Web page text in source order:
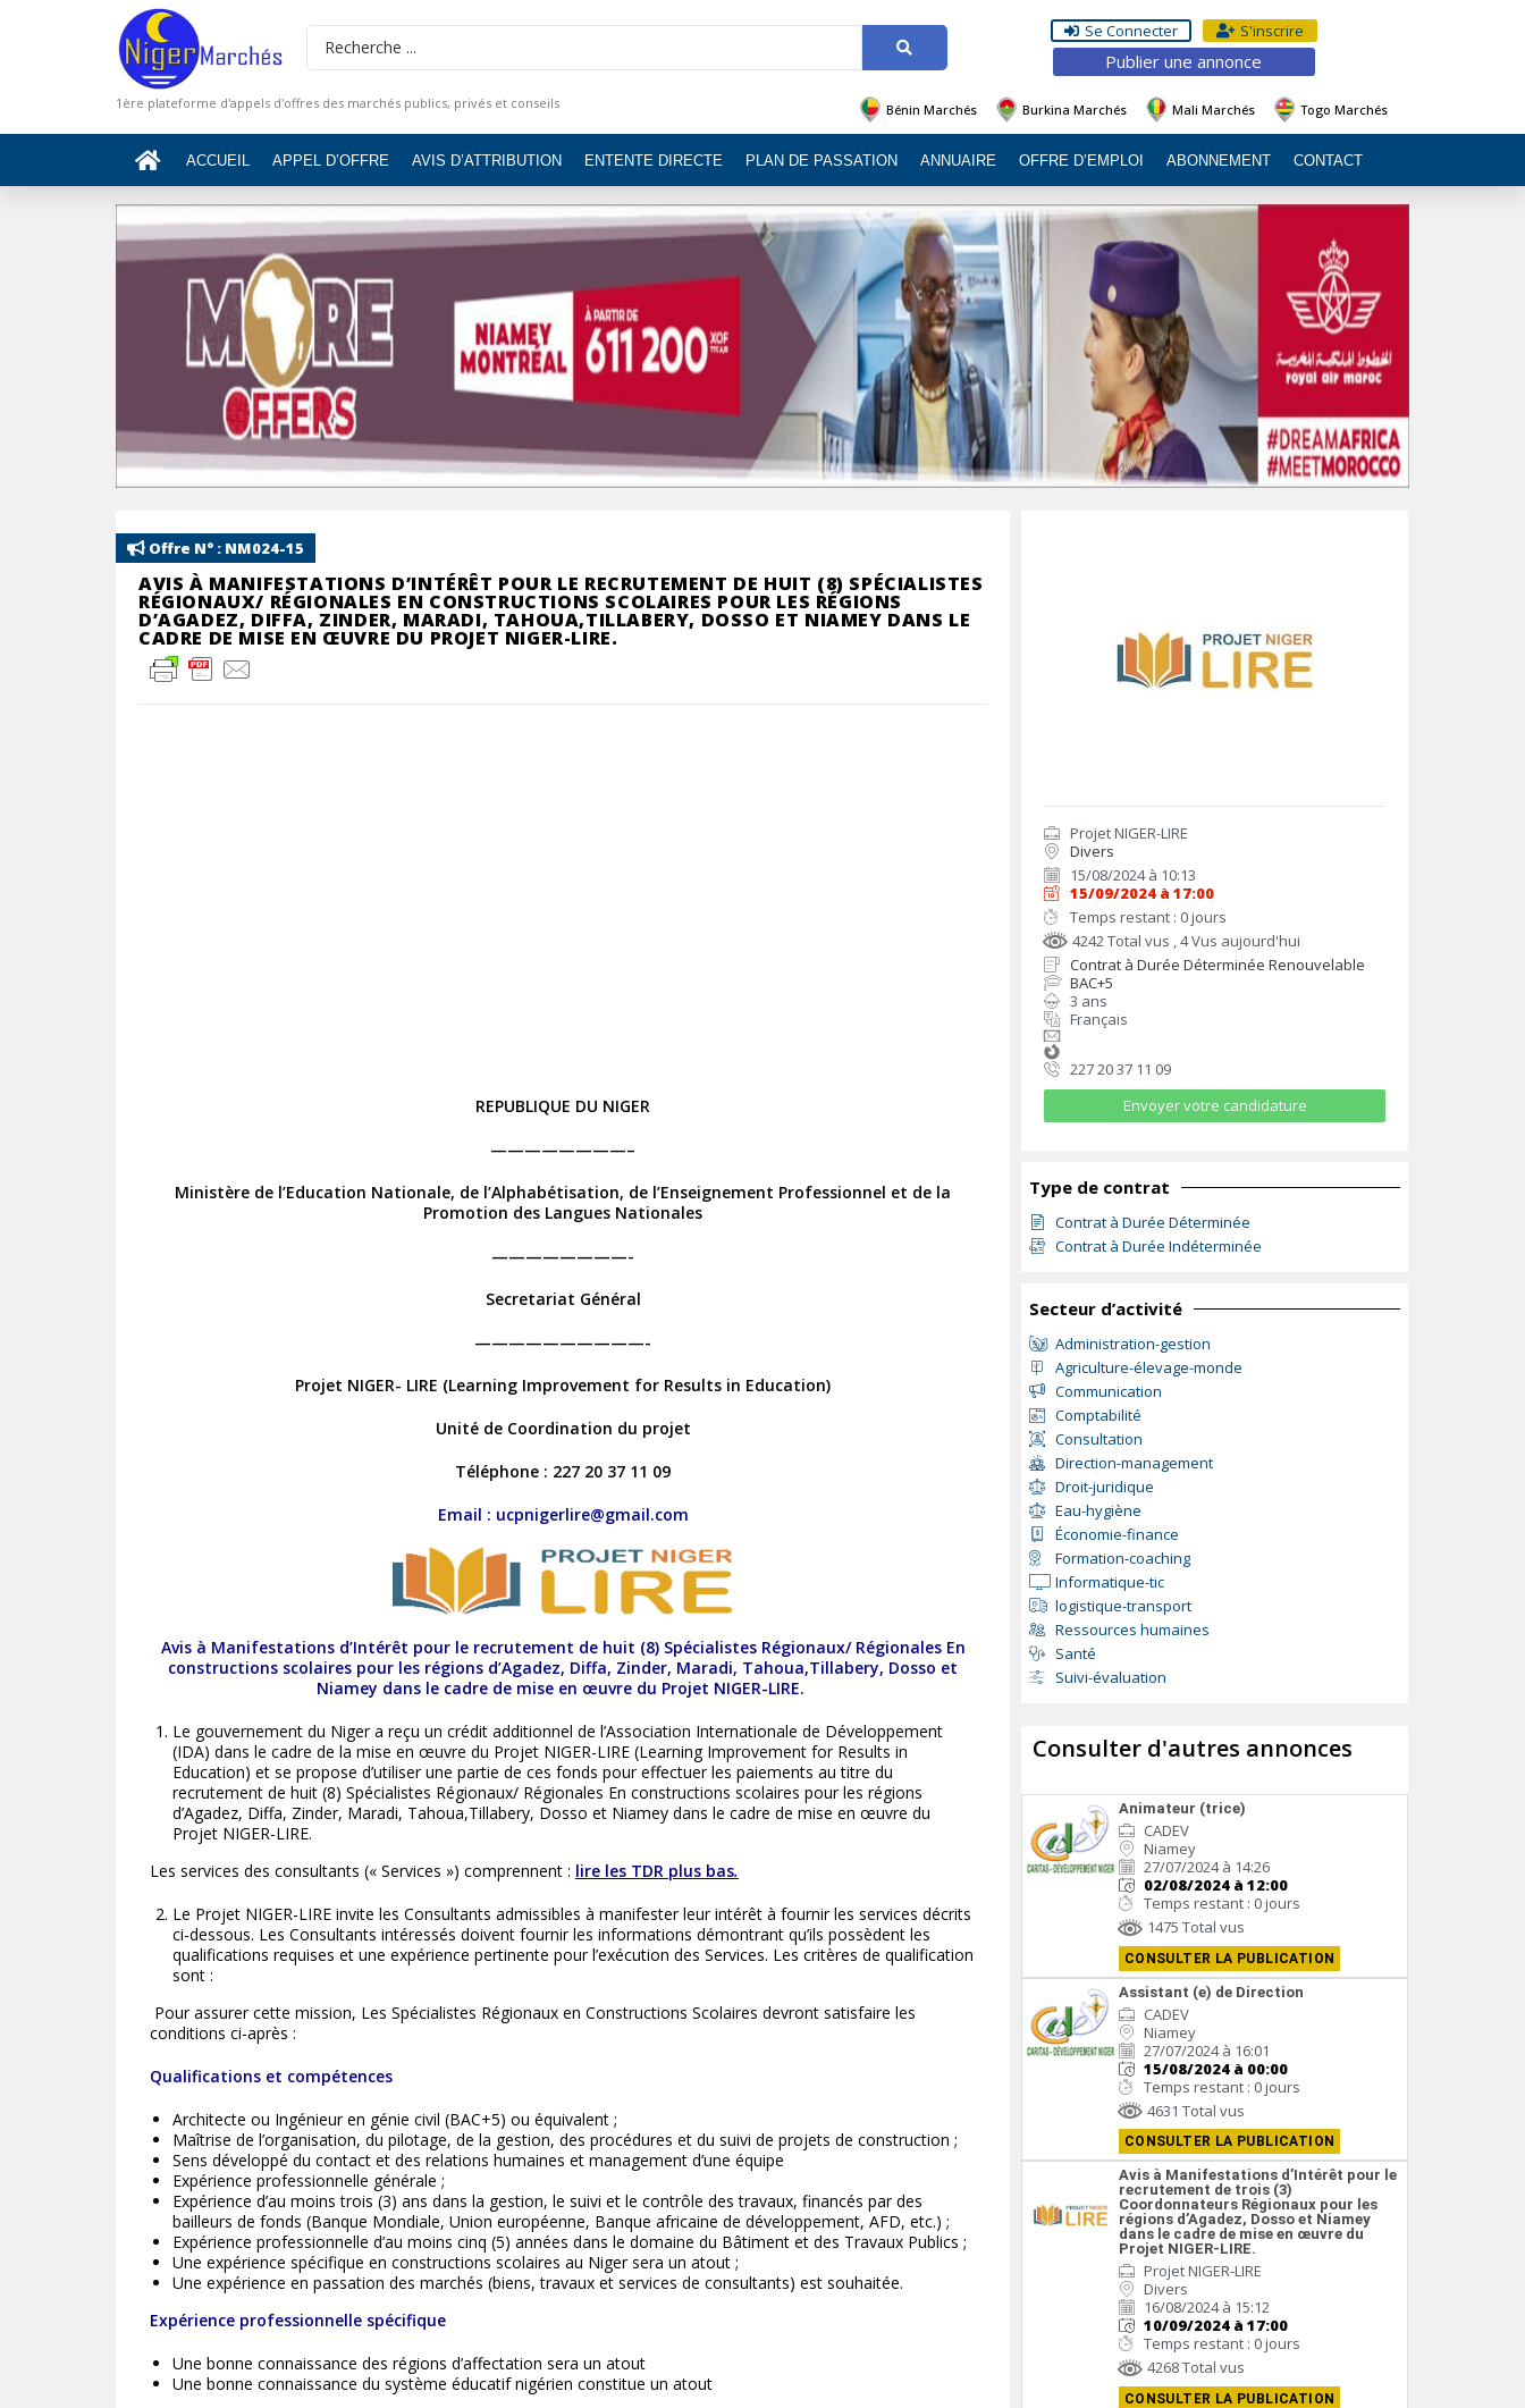
Se Connecter S'inscrire
Publier une annonce
1ère plateforme d'appels d'offres des marchés publics, privés et conseils Bénin Marchés Burkina Marchés Mali Marchés Togo Marchés
ACCUEIL APPEL D’OFFRE AVIS D’ATTRIBUTION ENTENTE DIRECTE PLAN DE PASSATION ANNUAIRE OFFRE D’EMPLOI ABONNEMENT CONTACT
Offre N° : NM024-15
AVIS À MANIFESTATIONS D’INTÉRÊT POUR LE RECRUTEMENT DE HUIT (8) SPÉCIALISTES
RÉGIONAUX/ RÉGIONALES EN CONSTRUCTIONS SCOLAIRES POUR LES RÉGIONS
D’AGADEZ, DIFFA, ZINDER, MARADI, TAHOUA,TILLABERY, DOSSO ET NIAMEY DANS LE
CADRE DE MISE EN ŒUVRE DU PROJET NIGER-LIRE.
REPUBLIQUE DU NIGER
————————–
Ministère de l’Education Nationale, de l’Alphabétisation, de l’Enseignement Professionnel et de la
Promotion des Langues Nationales
————————-
Secretariat Général
——————————-
Projet NIGER- LIRE (Learning Improvement for Results in Education)
Unité de Coordination du projet
Téléphone : 227 20 37 11 09
Email : ucpnigerlire@gmail.com
Avis à Manifestations d’Intérêt pour le recrutement de huit (8) Spécialistes Régionaux/ Régionales En
constructions scolaires pour les régions d’Agadez, Diffa, Zinder, Maradi, Tahoua,Tillabery, Dosso et
Niamey dans le cadre de mise en œuvre du Projet NIGER-LIRE.
Le gouvernement du Niger a reçu un crédit additionnel de l’Association Internationale de Développement
(IDA) dans le cadre de la mise en œuvre du Projet NIGER-LIRE (Learning Improvement for Results in
Education) et se propose d’utiliser une partie de ces fonds pour effectuer les paiements au titre du
recrutement de huit (8) Spécialistes Régionaux/ Régionales En constructions scolaires pour les régions
d’Agadez, Diffa, Zinder, Maradi, Tahoua,Tillabery, Dosso et Niamey dans le cadre de mise en œuvre du
Projet NIGER-LIRE.
Les services des consultants (« Services ») comprennent : lire les TDR plus bas.
Le Projet NIGER-LIRE invite les Consultants admissibles à manifester leur intérêt à fournir les services décrits
ci-dessous. Les Consultants intéressés doivent fournir les informations démontrant qu’ils possèdent les
qualifications requises et une expérience pertinente pour l’exécution des Services. Les critères de qualification
sont :
Pour assurer cette mission, Les Spécialistes Régionaux en Constructions Scolaires devront satisfaire les
conditions ci-après :
Qualifications et compétences
Architecte ou Ingénieur en génie civil (BAC+5) ou équivalent ;
Maîtrise de l’organisation, du pilotage, de la gestion, des procédures et du suivi de projets de construction ;
Sens développé du contact et des relations humaines et management d’une équipe
Expérience professionnelle générale ;
Expérience d’au moins trois (3) ans dans la gestion, le suivi et le contrôle des travaux, financés par des
bailleurs de fonds (Banque Mondiale, Union européenne, Banque africaine de développement, AFD, etc.) ;
Expérience professionnelle d’au moins cinq (5) années dans le domaine du Bâtiment et des Travaux Publics ;
Une expérience spécifique en constructions scolaires au Niger sera un atout ;
Une expérience en passation des marchés (biens, travaux et services de consultants) est souhaitée.
Expérience professionnelle spécifique
Une bonne connaissance des régions d’affectation sera un atout
Une bonne connaissance du système éducatif nigérien constitue un atout
Projet NIGER-LIRE
Divers
15/08/2024 à 10:13
15/09/2024 à 17:00
Temps restant : 0 jours
4242 Total vus , 4 Vus aujourd'hui
Contrat à Durée Déterminée Renouvelable
BAC+5
3 ans
Français
227 20 37 11 09
Envoyer votre candidature
Type de contrat
Contrat à Durée Déterminée
Contrat à Durée Indéterminée
Secteur d’activité
Administration-gestion
Agriculture-élevage-monde
Communication
Comptabilité
Consultation
Direction-management
Droit-juridique
Eau-hygiène
Économie-finance
Formation-coaching
Informatique-tic
logistique-transport
Ressources humaines
Santé
Suivi-évaluation
Consulter d'autres annonces
Animateur (trice)
CADEV
Niamey
27/07/2024 à 14:26
02/08/2024 à 12:00
Temps restant : 0 jours
1475 Total vus
CONSULTER LA PUBLICATION
Assistant (e) de Direction
CADEV
Niamey
27/07/2024 à 16:01
15/08/2024 à 00:00
Temps restant : 0 jours
4631 Total vus
CONSULTER LA PUBLICATION
Avis à Manifestations d’Intérêt pour le
recrutement de trois (3)
Coordonnateurs Régionaux pour les
régions d’Agadez, Dosso et Niamey
dans le cadre de mise en œuvre du
Projet NIGER-LIRE.
Projet NIGER-LIRE
Divers
16/08/2024 à 15:12
10/09/2024 à 17:00
Temps restant : 0 jours
4268 Total vus
CONSULTER LA PUBLICATION